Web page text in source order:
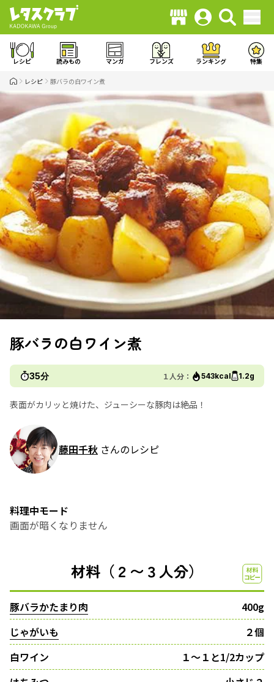
レシピ 読みもの マンガ フレンズ ランキング 特集
レシピ 豚バラの白ワイン煮
豚バラの白ワイン煮
35分 １人分： 543kcal 1.2g
表面がカリッと焼けた、ジューシーな豚肉は絶品！
藤田千秋 さんのレシピ
料理中モード
画面が暗くなりません
材料（２〜３人分）
豚バラかたまり肉
400g
じゃがいも
２個
白ワイン
１〜１と1/2カップ